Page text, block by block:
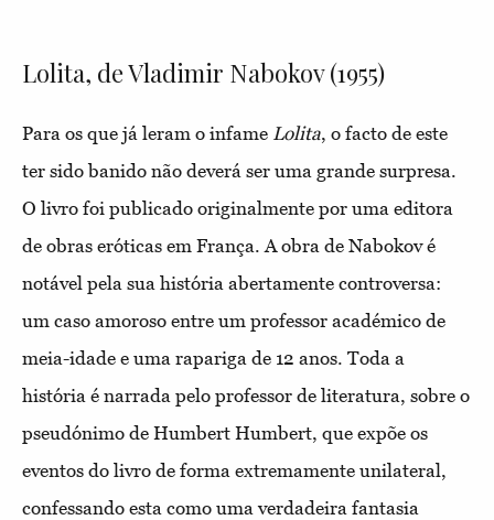
Lolita, de Vladimir Nabokov (1955)
Para os que já leram o infame Lolita, o facto de este
ter sido banido não deverá ser uma grande surpresa.
O livro foi publicado originalmente por uma editora
de obras eróticas em França. A obra de Nabokov é
notável pela sua história abertamente controversa:
um caso amoroso entre um professor académico de
meia-idade e uma rapariga de 12 anos. Toda a
história é narrada pelo professor de literatura, sobre o
pseudónimo de Humbert Humbert, que expõe os
eventos do livro de forma extremamente unilateral,
confessando esta como uma verdadeira fantasia